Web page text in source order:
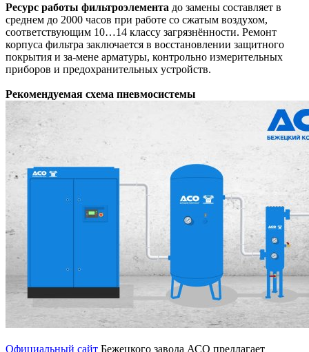
Ресурс работы фильтроэлемента до замены составляет в
среднем до 2000 часов при работе со сжатым воздухом,
соответствующим 10…14 классу загрязнённости. Ремонт
корпуса фильтра заключается в восстановлении защитного
покрытия и за-мене арматуры, контрольно измерительных
приборов и предохранительных устройств.
Рекомендуемая схема пневмосистемы
Официальный сайт Бежецкого завода АСО предлагает